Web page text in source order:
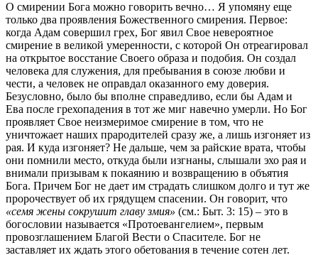
О смирении Бога можно говорить вечно… Я упомяну еще
только два проявления Божественного смирения. Первое:
когда Адам совершил грех, Бог явил Свое невероятное
смирение в великой умеренности, с которой Он отреагировал
на открытое восстание Своего образа и подобия. Он создал
человека для служения, для пребывания в союзе любви и
чести, а человек не оправдал оказанного ему доверия.
Безусловно, было бы вполне справедливо, если бы Адам и
Ева после грехопадения в тот же миг навечно умерли. Но Бог
проявляет Свое неизмеримое смирение в том, что не
уничтожает наших прародителей сразу же, а лишь изгоняет из
рая. И куда изгоняет? Не дальше, чем за райские врата, чтобы
они помнили место, откуда были изгнаны, слышали эхо рая и
внимали призывам к покаянию и возвращению в объятия
Бога. Причем Бог не дает им страдать слишком долго и тут же
пророчествует об их грядущем спасении. Он говорит, что
«семя жены сокрушит главу змия» (см.: Быт. 3: 15) – это в
богословии называется «Протоевангелием», первым
провозглашением Благой Вести о Спасителе. Бог не
заставляет их ждать этого обетования в течение сотен лет.